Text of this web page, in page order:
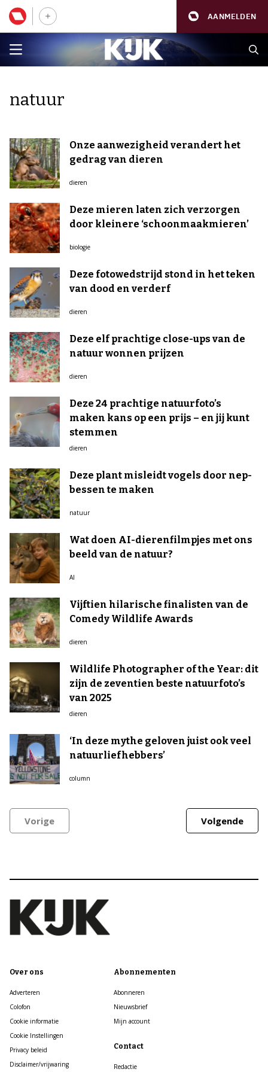
AANMELDEN
natuur
Onze aanwezigheid verandert het
gedrag van dieren
dieren
Deze mieren laten zich verzorgen
door kleinere ‘schoonmaakmieren’
biologie
Deze fotowedstrijd stond in het teken
van dood en verderf
dieren
Deze elf prachtige close-ups van de
natuur wonnen prijzen
dieren
Deze 24 prachtige natuurfoto’s
maken kans op een prijs – en jij kunt
stemmen
dieren
Deze plant misleidt vogels door nep-
bessen te maken
natuur
Wat doen AI-dierenfilmpjes met ons
beeld van de natuur?
AI
Vijftien hilarische finalisten van de
Comedy Wildlife Awards
dieren
Wildlife Photographer of the Year: dit
zijn de zeventien beste natuurfoto’s
van 2025
dieren
‘In deze mythe geloven juist ook veel
natuurliefhebbers’
column
Vorige Volgende
Over ons
Adverteren
Colofon
Cookie informatie
Cookie Instellingen
Privacy beleid
Disclaimer/vrijwaring
Abonnementen
Abonneren
Nieuwsbrief
Mijn account
Contact
Redactie